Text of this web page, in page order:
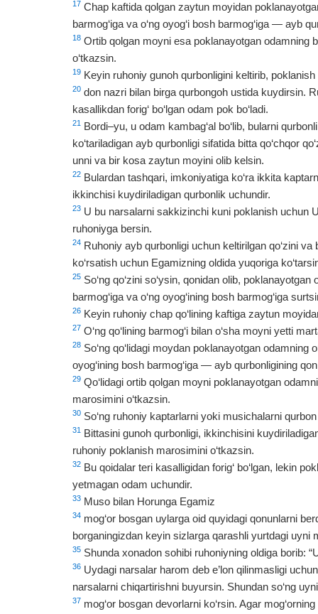
17 Chap kaftida qolgan zaytun moyidan
barmog‘iga va o‘ng oyog‘i bosh barmog‘iga — ayb
18 Ortib qolgan moyni esa poklanayotgan odamning
o‘tkazsin.
19 Keyin ruhoniy gunoh qurbonligini keltirib,
20 don nazri bilan birga qurbongoh ustida kuydirsin.
kasallikdan forig‘ bo‘lgan odam pok bo‘ladi.
21
Bordi–yu, u odam kambag‘al bo‘lib, bularni
ko‘tariladigan ayb qurbonligi sifatida bitta qo‘chqor
unni va bir kosa zaytun moyini olib kelsin.
22 Bulardan tashqari, imkoniyatiga ko‘ra ikkita
ikkinchisi kuydiriladigan qurbonlik uchundir.
23 U bu narsalarni sakkizinchi kuni poklanish uchun
ruhoniyga bersin.
24 Ruhoniy ayb qurbonligi uchun keltirilgan qo‘zini
ko‘rsatish uchun Egamizning oldida yuqoriga
25 So‘ng qo‘zini so‘ysin, qonidan olib, poklanayotgan
barmog‘iga va o‘ng oyog‘ining bosh barmog‘iga
26 Keyin ruhoniy chap qo‘lining kaftiga zaytun
27 O‘ng qo‘lining barmog‘i bilan o‘sha moyni yetti
28 So‘ng qo‘lidagi moydan poklanayotgan odamning
oyog‘ining bosh barmog‘iga — ayb qurbonligining
29 Qo‘lidagi ortib qolgan moyni poklanayotgan
marosimini o‘tkazsin.
30 So‘ng ruhoniy kaptarlarni yoki musichalarni
31
Bittasini gunoh qurbonligi, ikkinchisini
ruhoniy poklanish marosimini o‘tkazsin.
32 Bu qoidalar teri kasalligidan forig‘ bo‘lgan, lekin
yetmagan odam uchundir.
33 Muso bilan Horunga Egamiz
34 mog‘or bosgan uylarga oid quyidagi qonunlarni
borganingizdan keyin sizlarga qarashli yurtdagi uyni
35 Shunda xonadon sohibi ruhoniyning oldiga borib:
36 Uydagi narsalar harom deb e’lon qilinmasligi
narsalarni chiqartirishni buyursin. Shundan so‘ng
37 mog‘or bosgan devorlarni ko‘rsin. Agar